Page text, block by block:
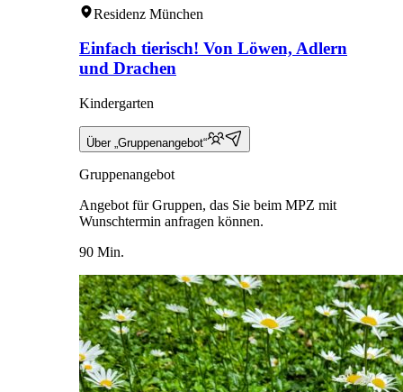
Residenz München
Einfach tierisch! Von Löwen, Adlern
und Drachen
Kindergarten
Über „Gruppenangebot“
Gruppenangebot
Angebot für Gruppen, das Sie beim MPZ mit
Wunschtermin anfragen können.
90 Min.